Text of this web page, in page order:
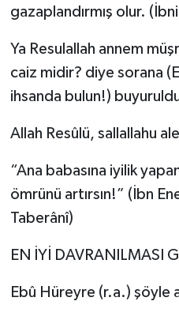
gazaplandırmış olur.
Ya Resulallah annem
caiz midir? diye sorana
ihsanda bulun!)
Allah Resûlü, sallallahu
“Ana babasına iyilik
ömrünü artırsın!” (İbn
Taberânî)
EN İYİ DAVRANILMASI
Ebû Hüreyre (r.a.) şöyle